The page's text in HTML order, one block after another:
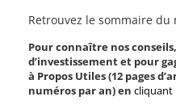
Retrouvez le sommaire
Pour connaître nos
d’investissement et pour
à Propos Utiles (12 pages
numéros par an) en cliquant